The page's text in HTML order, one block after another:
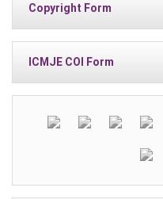
Copyright Form
ICMJE COI Form